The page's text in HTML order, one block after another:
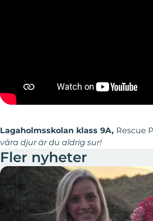
Lagaholmsskolan klass 9A, Rescue
våra djur är du aldrig sur!
Fler nyheter